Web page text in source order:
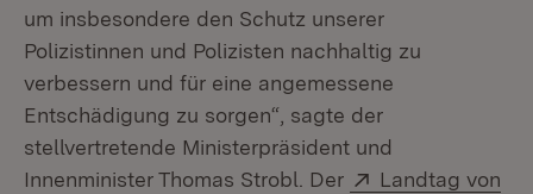
um insbesondere den Schutz unserer
Polizistinnen und Polizisten nachhaltig zu
verbessern und für eine angemessene
Entschädigung zu sorgen“, sagte der
stellvertretende Ministerpräsident und
Innenminister Thomas Strobl. Der
Extern:
Landtag von